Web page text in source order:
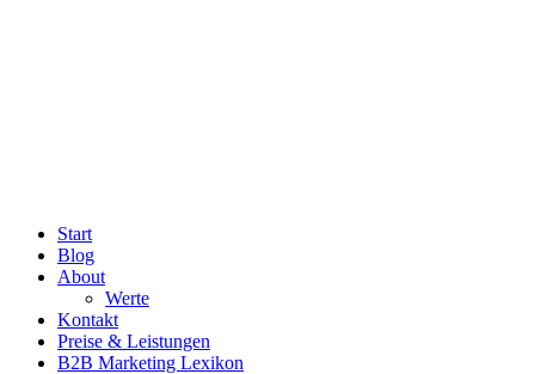
Start
Blog
About
Werte
Kontakt
Preise & Leistungen
B2B Marketing Lexikon